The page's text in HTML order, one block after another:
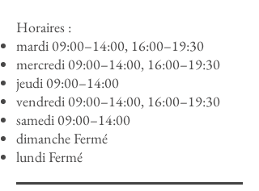
Horaires :
mardi 09:00–14:00, 16:00–19:30
mercredi 09:00–14:00, 16:00–19:30
jeudi 09:00–14:00
vendredi 09:00–14:00, 16:00–19:30
samedi 09:00–14:00
dimanche Fermé
lundi Fermé